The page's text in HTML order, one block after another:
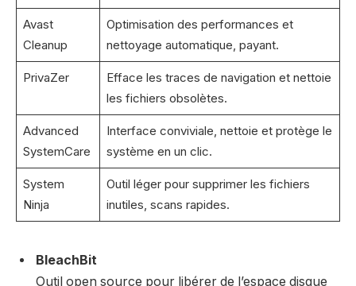
Avast
Cleanup
Optimisation des performances et
nettoyage automatique, payant.
PrivaZer
Efface les traces de navigation et nettoie
les fichiers obsolètes.
Advanced
SystemCare
Interface conviviale, nettoie et protège le
système en un clic.
System
Ninja
Outil léger pour supprimer les fichiers
inutiles, scans rapides.
BleachBit
Outil open source pour libérer de l’espace disque